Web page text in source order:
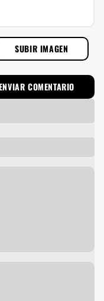
SUBIR IMAGEN